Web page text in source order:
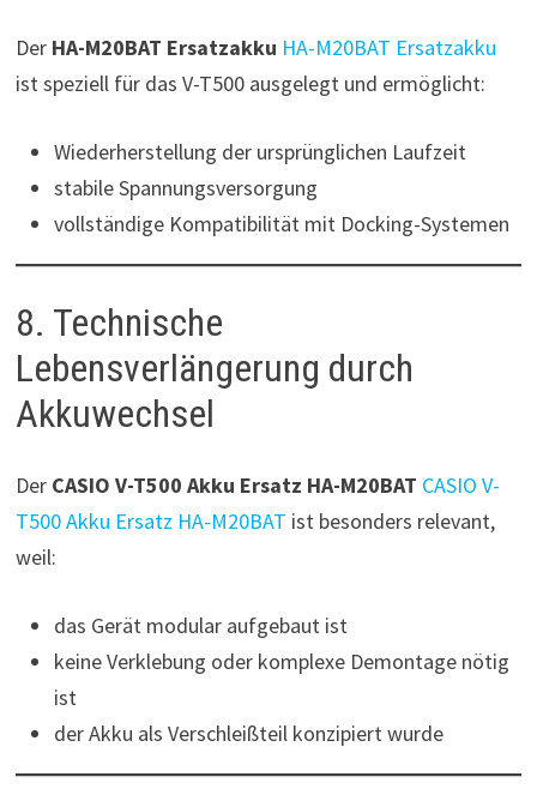
Der HA-M20BAT Ersatzakku HA-M20BAT Ersatzakku
ist speziell für das V-T500 ausgelegt und ermöglicht:
Wiederherstellung der ursprünglichen Laufzeit
stabile Spannungsversorgung
vollständige Kompatibilität mit Docking-Systemen
8. Technische
Lebensverlängerung durch
Akkuwechsel
Der CASIO V-T500 Akku Ersatz HA-M20BAT CASIO V-
T500 Akku Ersatz HA-M20BAT ist besonders relevant,
weil:
das Gerät modular aufgebaut ist
keine Verklebung oder komplexe Demontage nötig
ist
der Akku als Verschleißteil konzipiert wurde